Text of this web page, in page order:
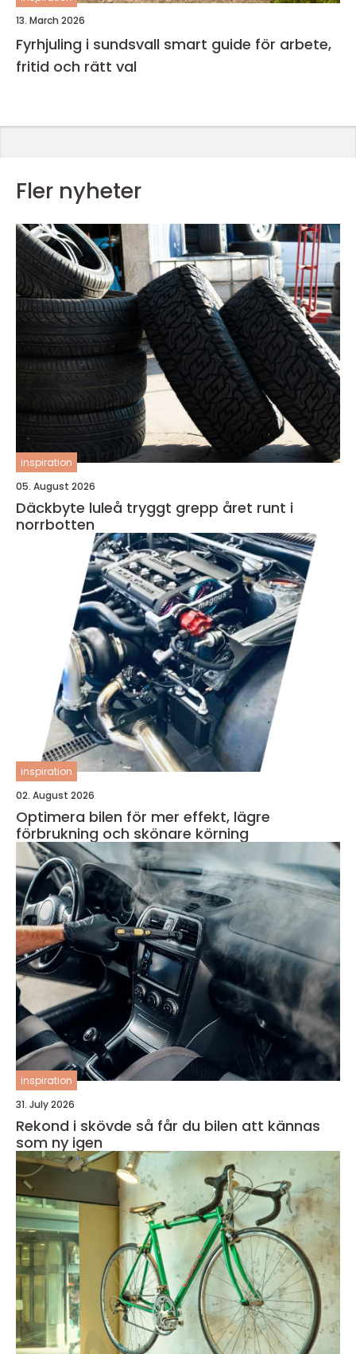
13. March 2026
Fyrhjuling i sundsvall smart guide för arbete,
fritid och rätt val
Fler nyheter
inspiration
05. August 2026
Däckbyte luleå tryggt grepp året runt i
norrbotten
inspiration
02. August 2026
Optimera bilen för mer effekt, lägre
förbrukning och skönare körning
inspiration
31. July 2026
Rekond i skövde så får du bilen att kännas
som ny igen